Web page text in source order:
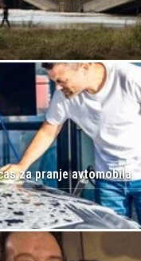
za pranje avtomobila